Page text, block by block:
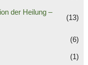
der Heilung –
(13)
(6)
(1)